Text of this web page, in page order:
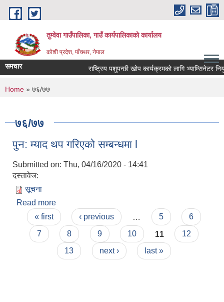
Skip to main content
तुम्वेवा गाउँपालिका, गाउँ कार्यपालिकाको कार्यालय
काेशी प्रदेश, पाँचथर, नेपाल
समचार राष्ट्रिय पशुपन्छी खोप कार्यक्रमकाे लागि भ्याम्सिनेटर
You are here
Home » ७६/७७
७६/७७
पुन: म्याद थप गरिएको सम्बन्धमा l
Submitted on: Thu, 04/16/2020 - 14:41
दस्तावेज:
सूचना
Read more
Pages
« first ‹ previous 5
6
7
8 9 10 11
12
13
next › last »